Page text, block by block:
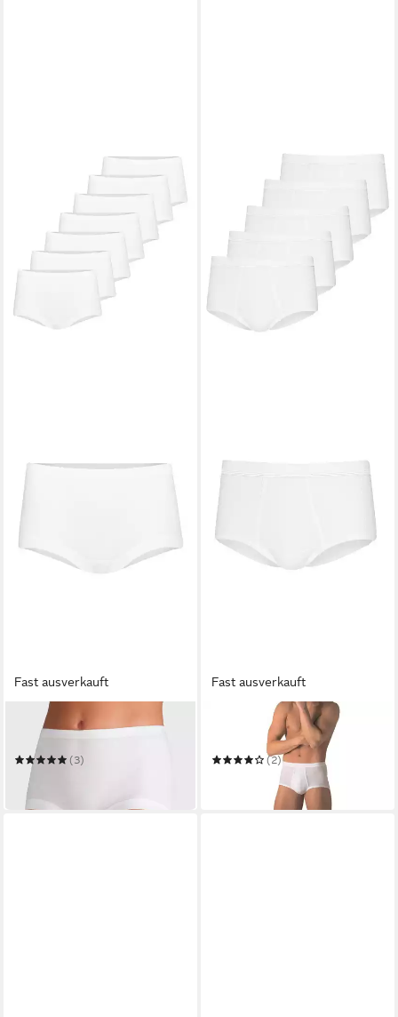
Fast ausverkauft
ESGE - DIE WÄSCHE-MACHER
Slip Feinripp
(3)
ab 27,99 €
in 2-3 Werktagen bei dir
Fast ausverkauft
ESGE - DIE WÄSCHE-MACHER
(2)
in 2-3 Werktagen bei dir